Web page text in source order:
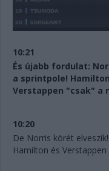
10:21
És újabb fordulat:
a sprintpole!
Verstappen "csak" a
10:20
De Norris körét
Hamilton és Verstappen